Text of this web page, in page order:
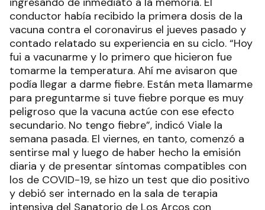
conductor había recibido la primera dosis de la
vacuna contra el coronavirus el jueves pasado y
contado relatado su experiencia en su ciclo. “Hoy
fui a vacunarme y lo primero que hicieron fue
tomarme la temperatura. Ahí me avisaron que
podía llegar a darme fiebre. Están meta llamarme
para preguntarme si tuve fiebre porque es muy
peligroso que la vacuna actúe con ese efecto
secundario. No tengo fiebre”, indicó Viale la
semana pasada. El viernes, en tanto, comenzó a
sentirse mal y luego de haber hecho la emisión
diaria y de presentar síntomas compatibles con
los de COVID-19, se hizo un test que dio positivo
y debió ser internado en la sala de terapia
intensiva del Sanatorio de Los Arcos con